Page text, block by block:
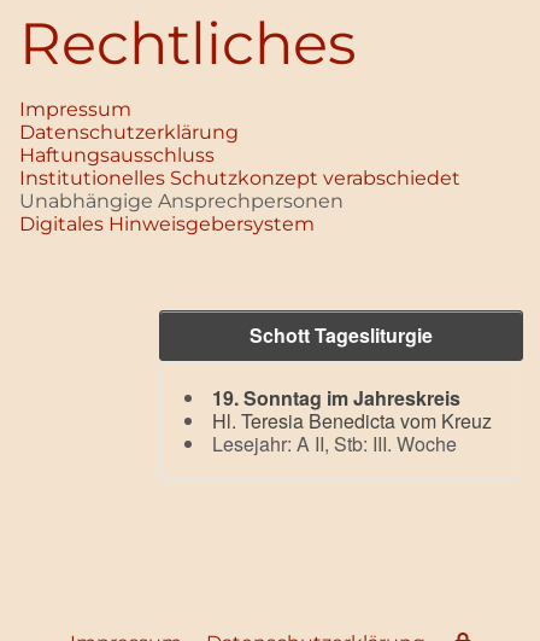
Rechtliches
Impressum
Datenschutz­erklärung
Haftungsausschluss
Institutionelles Schutzkonzept verabschiedet
Unabhängige Ansprechpersonen
Digitales Hinweisgebersystem
Schott Tagesliturgie
19. Sonntag im Jahreskreis
Hl. Teresia Benedicta vom Kreuz
Lesejahr: A II, Stb: III. Woche